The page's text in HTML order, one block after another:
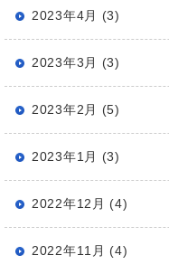
2023年4月 (3)
2023年3月 (3)
2023年2月 (5)
2023年1月 (3)
2022年12月 (4)
2022年11月 (4)